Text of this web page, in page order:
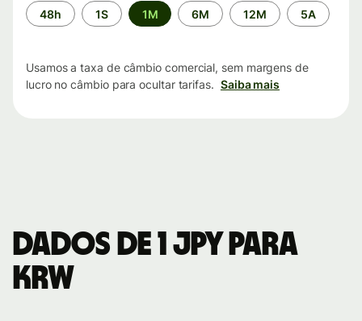
Período
de
48h 1S 1M 6M 12M 5A
Usamos a taxa de câmbio comercial, sem margens de
lucro no câmbio para ocultar tarifas. Saiba mais
Dados de 1 JPY para
KRW